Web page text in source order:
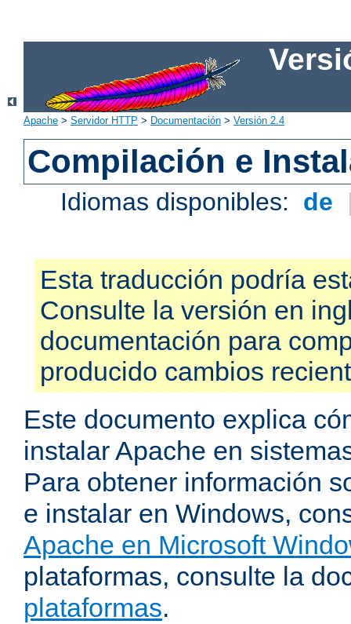
Apache > Servidor HTTP > Documentación > Versión 2.4
Compilación e
Idiomas disponibles: de
Esta traducción podría
Consulte la versión en
documentación para
producido cambios
Este documento explica
instalar Apache en
Para obtener información
e instalar en Windows,
Apache en Microsoft
plataformas, consulte la
plataformas.